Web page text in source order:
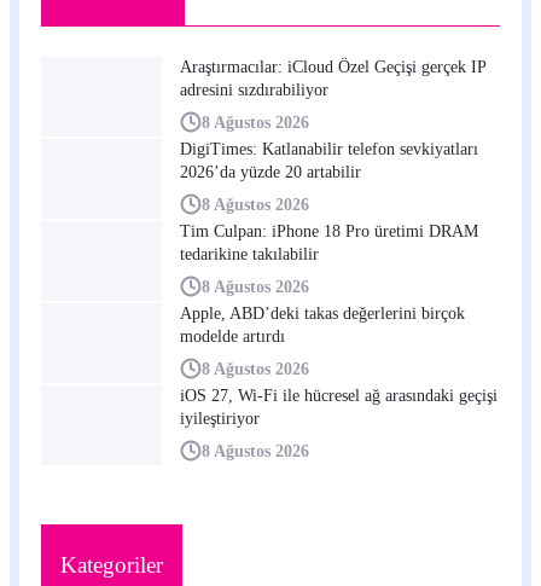
Araştırmacılar: iCloud Özel Geçişi gerçek IP
adresini sızdırabiliyor
8 Ağustos 2026
DigiTimes: Katlanabilir telefon sevkiyatları
2026’da yüzde 20 artabilir
8 Ağustos 2026
Tim Culpan: iPhone 18 Pro üretimi DRAM
tedarikine takılabilir
8 Ağustos 2026
Apple, ABD’deki takas değerlerini birçok
modelde artırdı
8 Ağustos 2026
iOS 27, Wi-Fi ile hücresel ağ arasındaki geçişi
iyileştiriyor
8 Ağustos 2026
Kategoriler